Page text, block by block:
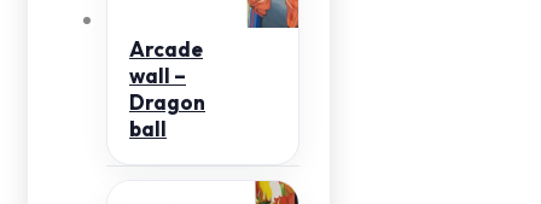
Arcade
wall –
Dragon
ball